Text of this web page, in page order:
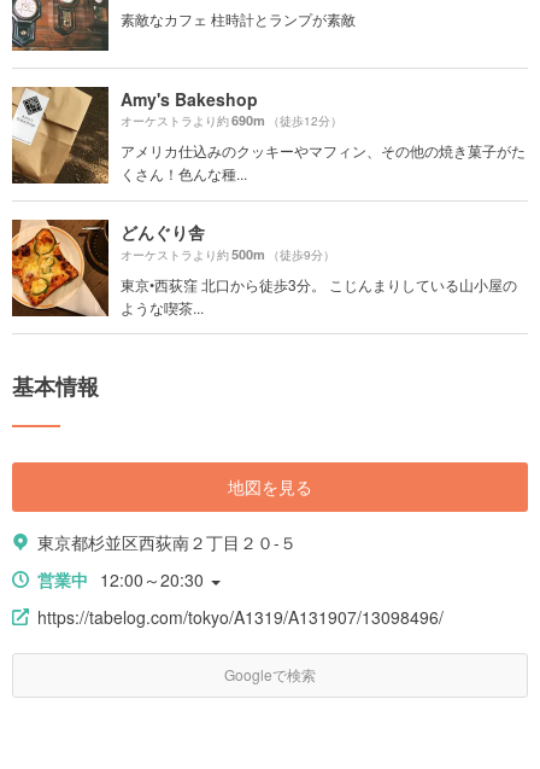
素敵なカフェ 柱時計とランプが素敵
Amy's Bakeshop
オーケストラより約690m （徒歩12分）
アメリカ仕込みのクッキーやマフィン、その他の焼き菓子がた
くさん！色んな種...
どんぐり舎
オーケストラより約500m （徒歩9分）
東京•西荻窪 北口から徒歩3分。 こじんまりしている山小屋の
ような喫茶...
基本情報
地図を見る
東京都杉並区西荻南２丁目２０-５
営業中 12:00～20:30
https://tabelog.com/tokyo/A1319/A131907/13098496/
Googleで検索